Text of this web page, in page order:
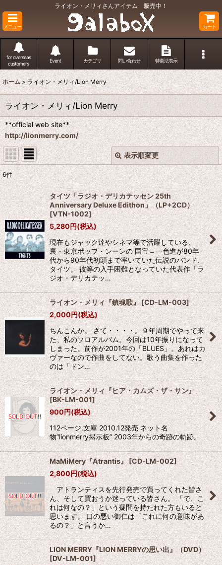
ライオン・メリィさんアイテム 販売中！
メニュー カート
for overseas
customers
Event カテゴリ 問い合わせ 特商法表示
ホーム > ライオン・メリィ/Lion Merry
ライオン・メリィ/Lion Merry
**official web site**
http://lionmerry.com/
表示順変更
表示数:
並び順:
絞り込む
閉じる
6件
タイツ「ラジオ・デリカテッセン 25th
Anniversary Deluxe Edithon」（LP+2CD）
[VTN-1002]
5,280円(税込)
現在もジャック達やシネマ等で活躍している、
裏・東京ポップ・ンーンの 国宝＝一色進が80年
代から90年代初頭まで率いていた伝説のバンド、
タイツ。 彼等の入手困難となっていた代表作「ラ
ジオ・デリカテッ…
ライオン・メリィ『鎮魂歌』[CD-LM-003]
2,000円(税込)
ちんこんか。 さて・・・・。９年周期でやって来
た、私のソロアルバム。今回は10年振りになって
しまった。前作が2001年の「BLUES」。あれはカ
ヴァーなので作曲をしてない。歌う曲集を作った
のは「ドン…
ライオン・メリィ『ヒア・カムズ・ザ・サン』
[BK-LM-001]
900円(税込)
112ページ.文庫 2010.12発売 ネット名
物”lionmerry掲示板” 2003年からの奇跡の軌跡。
MaMiMery『Atrantis』[CD-LM-002]
2,800円(税込)
アトランティスを先行発売で買ってくれた皆さ
ん、そして買おうか迷っている皆さん。 「で、こ
れは何なの？」という疑問を持たれた方もいると
思います。 口の悪い御仁は「これに何の意味があ
るの？」と言うか…
LION MERRY『LION MERRYの思い出』（DVD）
[DV-LM-001]